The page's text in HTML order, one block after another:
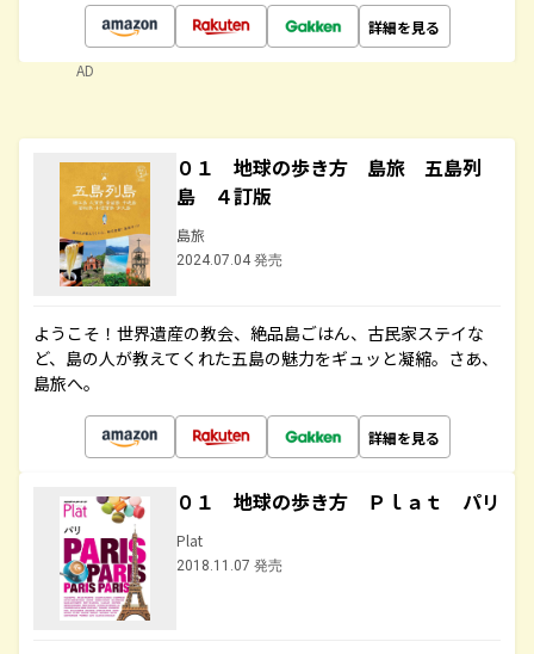
詳細を見る
AD
０１ 地球の歩き方 島旅 五島列
島 ４訂版
島旅
2024.07.04 発売
ようこそ！世界遺産の教会、絶品島ごはん、古民家ステイな
ど、島の人が教えてくれた五島の魅力をギュッと凝縮。さあ、
島旅へ。
詳細を見る
０１ 地球の歩き方 Ｐｌａｔ パリ
Plat
2018.11.07 発売